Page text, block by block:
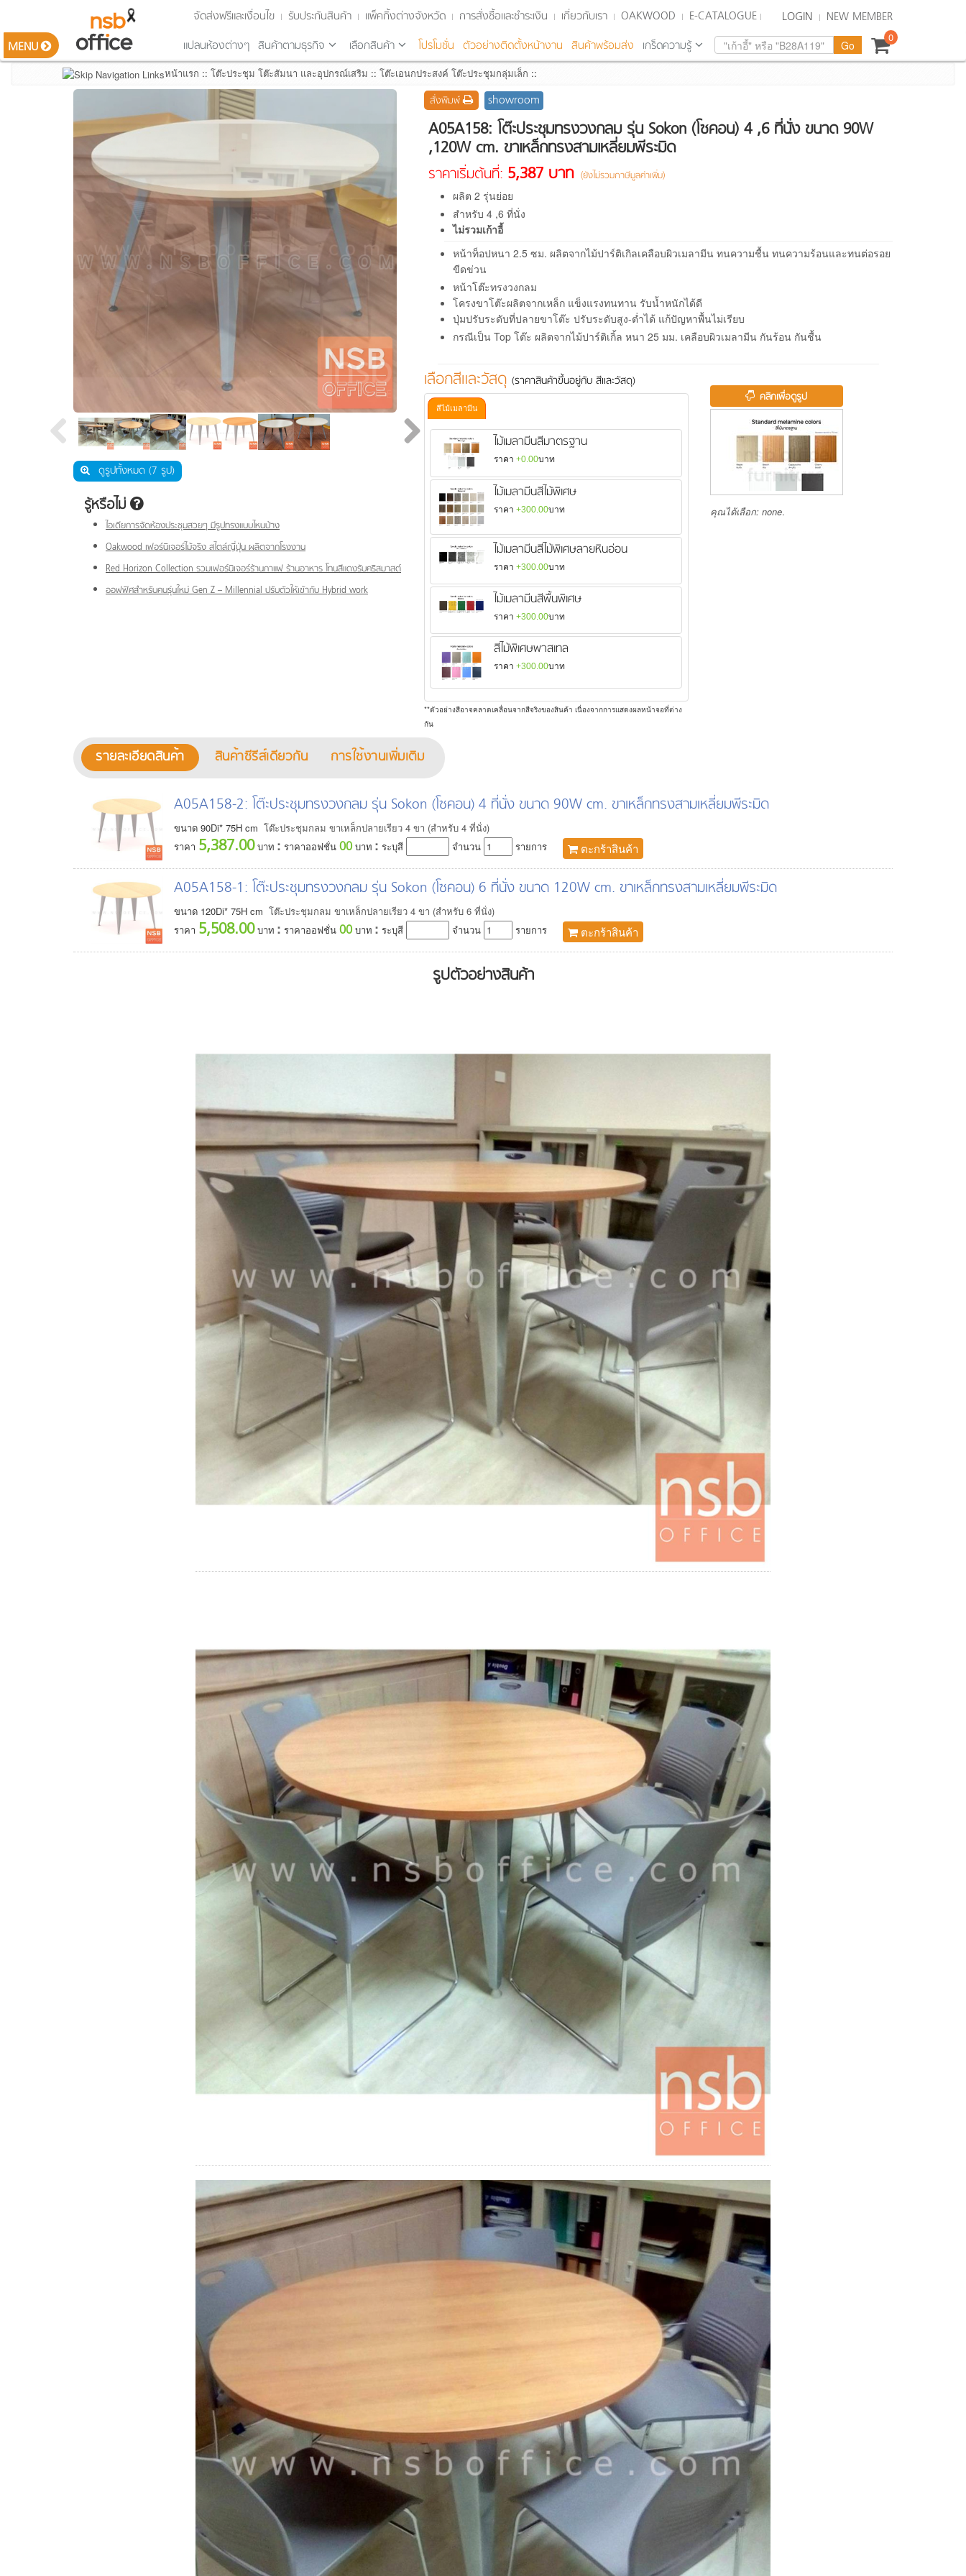
MENU
LOGIN NEW MEMBER
จัดส่งฟรีและเงื่อนไข รับประกันสินค้า แพ็คกิ้งต่างจังหวัด การสั่งซื้อและชำระเงิน เกี่ยวกับเรา OAKWOOD
E-CATALOGUE
แปลนห้องต่างๆ สินค้าตามธุรกิจ เลือกสินค้า โปรโมชั่น ตัวอย่างติดตั้งหน้างาน สินค้าพร้อมส่ง เกร็ดความรู้
0
รายการสินค้า
Smart Classroom ห้องเรียนอัจฉริยะ
โต๊ะทำงาน โต๊ะตัวแอล อุปกรณ์เสริม
โต๊ะผู้บริหาร และตู้ด้านหลัง
ตู้เอกสารไม้ ตู้ลิ้นชัก ตู้อเนกประสงค์
โต๊ะประชุม โต๊ะสัมนา และอุปกรณ์เสริม
โต๊ะบาร์คาเฟ่ โต๊ะอเนกประสงค์
เคาน์เตอร์ต้อนรับ โต๊ะเคาน์เตอร์สูง
เก้าอี้สำนักงาน เก้าอี้ผู้บริหาร เก้าอี้รับแขก
เก้าอี้ประชุม พักคอย เล๊คเชอร์ บาร์
เก้าอี้โมเดิร์น ตกแต่งพื้นที่
เฟอร์นิเจอร์เหล็ก ตู้รางเลื่อน
เฟอร์นิเจอร์เหล็กแบรนด์ดัง
เฟอร์นิเจอร์โรงเรียน สถานศึกษา
เฟอร์นิเจอร์คลินิก ห้องแล็บ ห้องปฎิบัติการ
เฟอร์นิเจอร์อื่นๆ
ชุดห้องครัวสำเร็จรูป
หน้าแรก :: โต๊ะประชุม โต๊ะสัมนา และอุปกรณ์เสริม :: โต๊ะเอนกประสงค์ โต๊ะประชุมกลุ่มเล็ก ::
ดูรูปทั้งหมด (7 รูป)
รู้หรือไม่
ไอเดียการจัดห้องประชุมสวยๆ มีรูปทรงแบบไหนบ้าง
Oakwood เฟอร์นิเจอร์ไม้จริง สไตล์ญี่ปุ่น ผลิตจากโรงงาน
Red Horizon Collection รวมเฟอร์นิเจอร์ร้านกาแฟ ร้านอาหาร โทนสีแดงรับคริสมาสต์
ออฟฟิศสำหรับคนรุ่นใหม่ Gen Z – Millennial ปรับตัวให้เข้ากับ Hybrid work
สั่งพิมพ์ showroom
A05A158: โต๊ะประชุมทรงวงกลม รุ่น Sokon (โซคอน) 4 ,6 ที่นั่ง ขนาด 90W
,120W cm. ขาเหล็กทรงสามเหลี่ยมพีระมิด
ราคาเริ่มต้นที่: 5,387 บาท (ยังไม่รวมภาษีมูลค่าเพิ่ม)
ผลิต 2 รุ่นย่อย
สำหรับ 4 ,6 ที่นั่ง
ไม่รวมเก้าอี้
หน้าท็อปหนา 2.5 ซม. ผลิตจากไม้ปาร์ติเกิลเคลือบผิวเมลามีน ทนความชื้น ทนความร้อนและทนต่อรอย
ขีดข่วน
หน้าโต๊ะทรงวงกลม
โครงขาโต๊ะผลิตจากเหล็ก แข็งแรงทนทาน รับน้ำหนักได้ดี
ปุ่มปรับระดับที่ปลายขาโต๊ะ ปรับระดับสูง-ต่ำได้ แก้ปัญหาพื้นไม่เรียบ
กรณีเป็น Top โต๊ะ ผลิตจากไม้ปาร์ติเกิ้ล หนา 25 มม. เคลือบผิวเมลามีน กันร้อน กันชื้น
เลือกสีและวัสดุ (ราคาสินค้าขึ้นอยู่กับ สีและวัสดุ)
สีไม้เมลามีน
ไม้เมลามีนสีมาตรฐาน
ราคา +0.00บาท
ไม้เมลามีนสีไม้พิเศษ
ราคา +300.00บาท
ไม้เมลามีนสีไม้พิเศษลายหินอ่อน
ราคา +300.00บาท
ไม้เมลามีนสีพื้นพิเศษ
ราคา +300.00บาท
สีไม้พิเศษพาสเทล
ราคา +300.00บาท
**ตัวอย่างสีอาจคลาดเคลื่อนจากสีจริงของสินค้า เนื่องจากการแสดงผลหน้าจอที่ต่าง
กัน
คลิกเพื่อดูรูป
คุณได้เลือก: none.
รายละเอียดสินค้า สินค้าซีรีส์เดียวกัน การใช้งานเพิ่มเติม
A05A158-2: โต๊ะประชุมทรงวงกลม รุ่น Sokon (โซคอน) 4 ที่นั่ง ขนาด 90W cm. ขาเหล็กทรงสามเหลี่ยมพีระมิด
ขนาด 90Di* 75H cm โต๊ะประชุมกลม ขาเหล็กปลายเรียว 4 ขา (สำหรับ 4 ที่นั่ง)
ราคา 5,387.00บาท : ราคาออฟชั่น 00 บาท : ระบุสี จำนวน รายการ ตะกร้าสินค้า
A05A158-1: โต๊ะประชุมทรงวงกลม รุ่น Sokon (โซคอน) 6 ที่นั่ง ขนาด 120W cm. ขาเหล็กทรงสามเหลี่ยมพีระมิด
ขนาด 120Di* 75H cm โต๊ะประชุมกลม ขาเหล็กปลายเรียว 4 ขา (สำหรับ 6 ที่นั่ง)
ราคา 5,508.00บาท : ราคาออฟชั่น 00 บาท : ระบุสี จำนวน รายการ ตะกร้าสินค้า
รูปตัวอย่างสินค้า